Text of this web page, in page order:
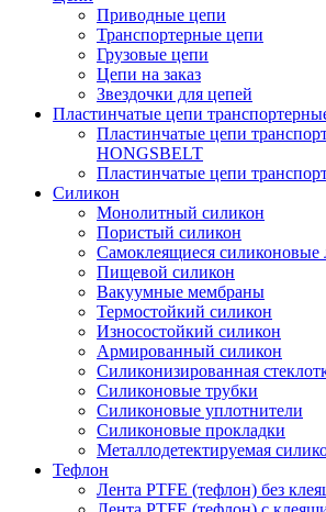
Приводные цепи
Транспортерные цепи
Грузовые цепи
Цепи на заказ
Звездочки для цепей
Пластинчатые цепи
Пластинчатые цепи
HONGSBELT
Пластинчатые цепи
Силикон
Монолитный силикон
Пористый силикон
Самоклеящиеся силиконовые
Пищевой силикон
Вакуумные мембраны
Термостойкий силикон
Износостойкий силикон
Армированный силикон
Силиконизированная
Силиконовые трубки
Силиконовые уплотнители
Силиконовые прокладки
Металлодетектируемая
Тефлон
Лента PTFE (тефлон) без